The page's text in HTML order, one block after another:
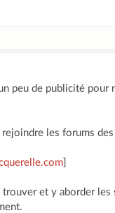
peu de publicité pour
rejoindre les forums
trouver et y aborder les